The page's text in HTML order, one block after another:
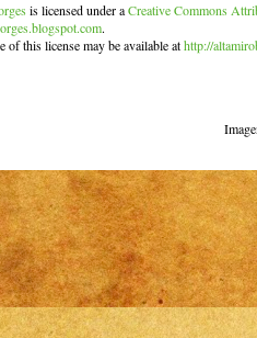
is licensed under aCreative Commons
.
of this license may be available athttp://